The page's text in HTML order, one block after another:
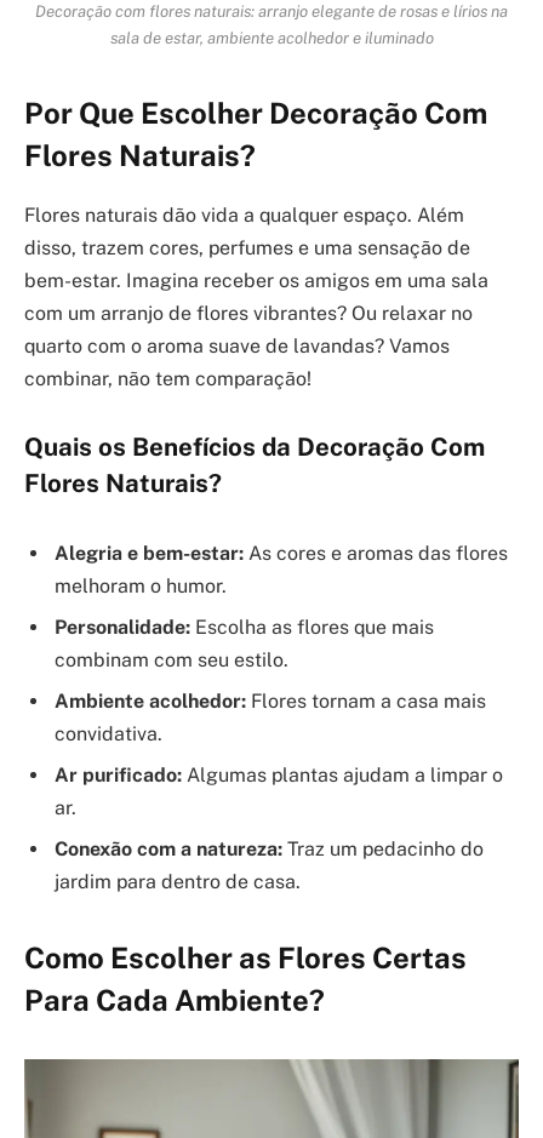
Decoração com flores naturais: arranjo elegante de rosas e lírios na
sala de estar, ambiente acolhedor e iluminado
Por Que Escolher Decoração Com
Flores Naturais?
Flores naturais dão vida a qualquer espaço. Além
disso, trazem cores, perfumes e uma sensação de
bem-estar. Imagina receber os amigos em uma sala
com um arranjo de flores vibrantes? Ou relaxar no
quarto com o aroma suave de lavandas? Vamos
combinar, não tem comparação!
Quais os Benefícios da Decoração Com
Flores Naturais?
Alegria e bem-estar: As cores e aromas das flores
melhoram o humor.
Personalidade: Escolha as flores que mais
combinam com seu estilo.
Ambiente acolhedor: Flores tornam a casa mais
convidativa.
Ar purificado: Algumas plantas ajudam a limpar o
ar.
Conexão com a natureza: Traz um pedacinho do
jardim para dentro de casa.
Como Escolher as Flores Certas
Para Cada Ambiente?